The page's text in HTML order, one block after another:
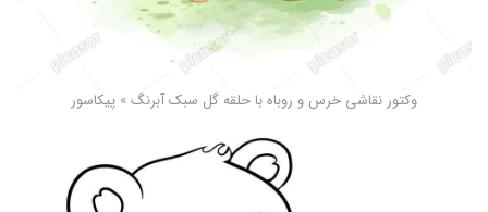
وکتور نقاشی خرس و روباه با حلقه گل سبک آبرنگ » پیکاسور